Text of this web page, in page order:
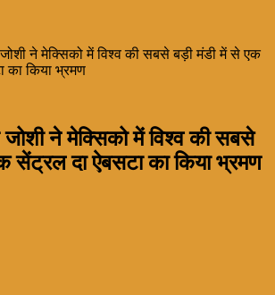
ने मेक्सिको में विश्व की सबसे बड़ी मंडी में से एक
का किया भ्रमण
ने मेक्सिको में विश्व की सबसे
सेंट्रल दा ऐबसटा का किया भ्रमण